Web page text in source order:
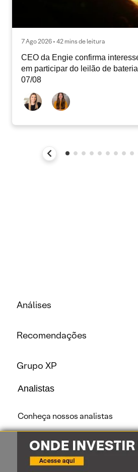
7 Ago 2026 • 42 mins de leitura
CEO da Engie confirma
em participar do leilão de
07/08
Análises
Recomendações
Grupo XP
Analistas
Conheça nossos analistas